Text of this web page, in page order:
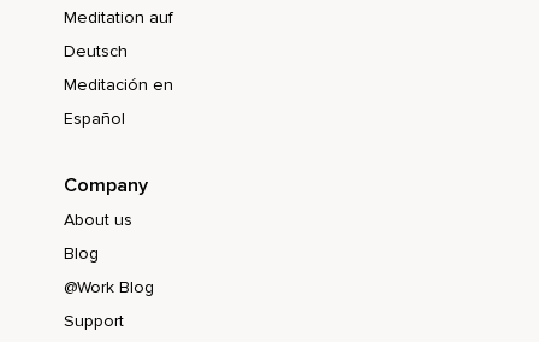
Meditation auf
Deutsch
Meditación en
Español
Company
About us
Blog
@Work Blog
Support